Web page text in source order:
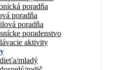
poradňa
poradňa
poradňa
poradenstvo
aktivity
mladý